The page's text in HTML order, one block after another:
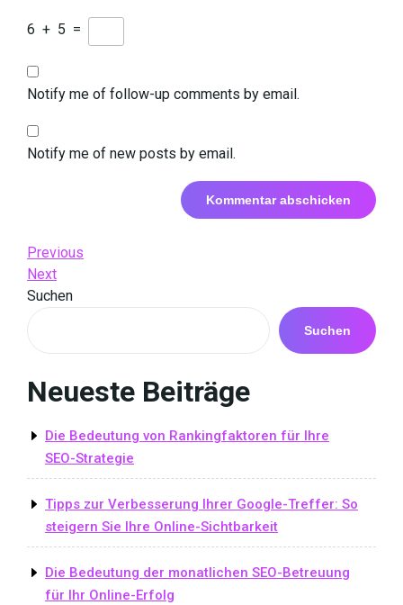
6 + 5 =
Notify me of follow-up comments by email.
Notify me of new posts by email.
Beitrags-
Navigation
Previous
Post
Previous
Next
Post
Next
Suchen
Suchen
Neueste Beiträge
Die Bedeutung von Rankingfaktoren für Ihre
SEO-Strategie
Tipps zur Verbesserung Ihrer Google-Treffer: So
steigern Sie Ihre Online-Sichtbarkeit
Die Bedeutung der monatlichen SEO-Betreuung
für Ihr Online-Erfolg